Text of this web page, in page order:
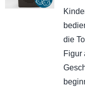
die
Figur